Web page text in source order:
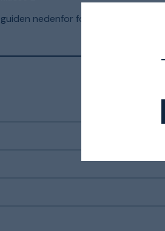
nedenfor for detaljeret info